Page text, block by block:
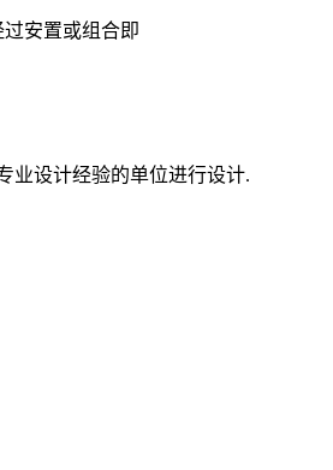
安置或组合即
业设计经验的单位进行设计.